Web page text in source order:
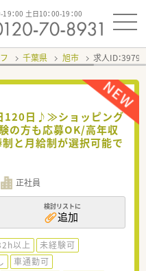
19：00 土日10：00-19：00
千葉県 旭市 求人ID：
120日♪≫ショッピング
の方も応募OK/高年収
と月給制が選択可能で
正社員
検討リストに
追加
以上
未経験可
車通勤可